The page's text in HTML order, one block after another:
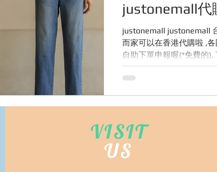
justonemall代
台灣代購(香港)
justonemall justonemall 台灣justonemall代購,外套,配飾,
而家可以在香港代購啦 ,
自助下單申報喔(*免費的
以直接聯絡我們, 看到信
VISIT
US